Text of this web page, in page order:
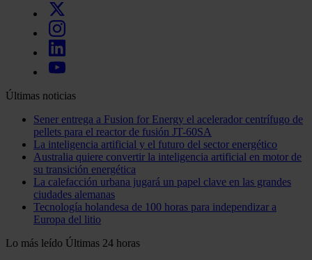
Últimas noticias
Sener entrega a Fusion for Energy el acelerador centrífugo de
pellets para el reactor de fusión JT-60SA
La inteligencia artificial y el futuro del sector energético
Australia quiere convertir la inteligencia artificial en motor de
su transición energética
La calefacción urbana jugará un papel clave en las grandes
ciudades alemanas
Tecnología holandesa de 100 horas para independizar a
Europa del litio
Lo más leído Últimas 24 horas